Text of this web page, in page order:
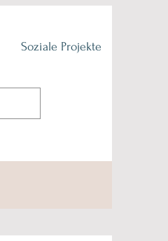
Soziale Projekte